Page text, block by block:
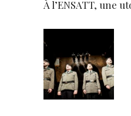
À l’ENSATT, une